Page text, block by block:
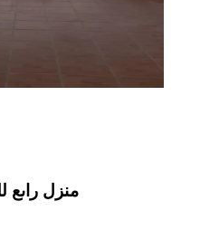
منزل راىع